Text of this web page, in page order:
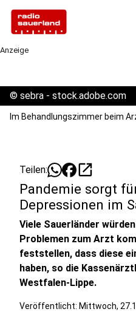
Anzeige
© sebra - stock.adobe.com
Im Behandlungszimmer beim
Teilen: open_in_new
Pandemie sorgt
Depressionen im
Viele Sauerländer
Problemen zum Arzt
feststellen, dass diese
haben, so die
Westfalen-Lippe.
Veröffentlicht: Mittwoch,